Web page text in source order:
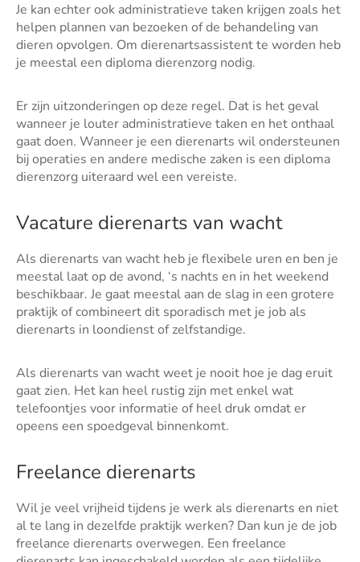
Je kan echter ook administratieve taken krijgen zoals het
helpen plannen van bezoeken of de behandeling van
dieren opvolgen. Om dierenartsassistent te worden heb
je meestal een diploma dierenzorg nodig.
Er zijn uitzonderingen op deze regel. Dat is het geval
wanneer je louter administratieve taken en het onthaal
gaat doen. Wanneer je een dierenarts wil ondersteunen
bij operaties en andere medische zaken is een diploma
dierenzorg uiteraard wel een vereiste.
Vacature dierenarts van wacht
Als dierenarts van wacht heb je flexibele uren en ben je
meestal laat op de avond, ‘s nachts en in het weekend
beschikbaar. Je gaat meestal aan de slag in een grotere
praktijk of combineert dit sporadisch met je job als
dierenarts in loondienst of zelfstandige.
Als dierenarts van wacht weet je nooit hoe je dag eruit
gaat zien. Het kan heel rustig zijn met enkel wat
telefoontjes voor informatie of heel druk omdat er
opeens een spoedgeval binnenkomt.
Freelance dierenarts
Wil je veel vrijheid tijdens je werk als dierenarts en niet
al te lang in dezelfde praktijk werken? Dan kun je de job
freelance dierenarts overwegen. Een freelance